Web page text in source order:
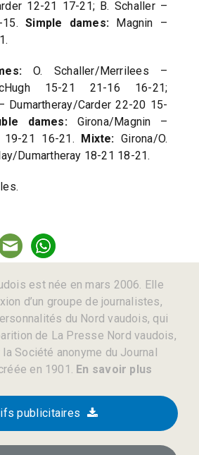
12-21 17-21; B. Schaller –
15.Simple dames: Magnin –
O. Schaller/Merrilees –
15-21 21-16 16-21;
Dumartheray/Carder 22-20 15-
dames: Girona/Magnin –
19-21 16-21. Mixte:Girona/O.
Dumartheray 18-21 18-21.
est née en mars 2006. Elle
d’un groupe de journalistes,
du Nord vaudois, qui
de La Presse Nord vaudois,
Société anonyme du Journal
en 1901. En savoir plus
publicitaires